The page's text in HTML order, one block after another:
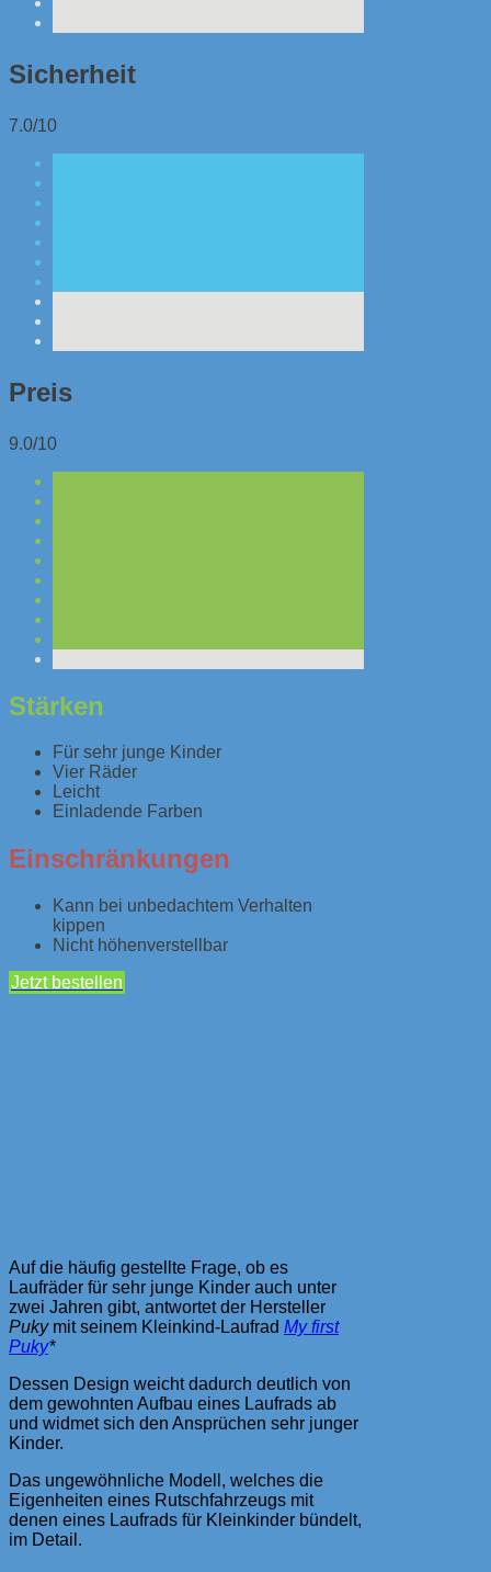
Sicherheit
7.0/10
Preis
9.0/10
Stärken
Für sehr junge Kinder
Vier Räder
Leicht
Einladende Farben
Einschränkungen
Kann bei unbedachtem Verhalten
kippen
Nicht höhenverstellbar
Jetzt bestellen
Auf die häufig gestellte Frage, ob es
Laufräder für sehr junge Kinder auch unter
zwei Jahren gibt, antwortet der Hersteller
Pukymit seinem Kleinkind-Laufrad My first
Puky*
Dessen Design weicht dadurch deutlich von
dem gewohnten Aufbau eines Laufrads ab
und widmet sich den Ansprüchen sehr junger
Kinder.
Das ungewöhnliche Modell, welches die
Eigenheiten eines Rutschfahrzeugs mit
denen eines Laufrads für Kleinkinder bündelt,
im Detail.